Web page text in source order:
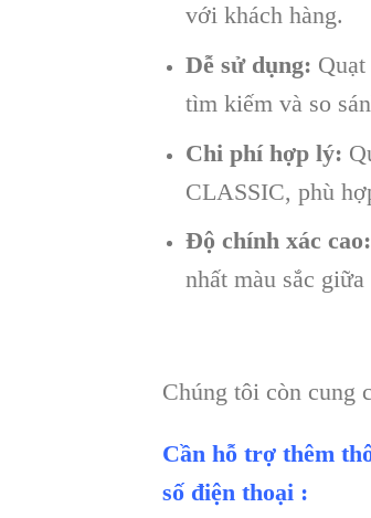
với khách hàng.
Dễ sử dụng:
tìm kiếm và so
Chi phí hợp lý:
CLASSIC, phù
Độ chính xác cao:
nhất màu sắc
Chúng tôi còn cung
Cần hỗ trợ thêm
số điện thoại :